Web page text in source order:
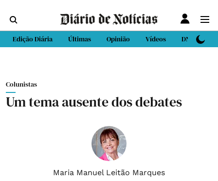
Edição Diária Últimas Opinião Vídeos DN Sport
Colunistas
Um tema ausente dos debates
Maria Manuel Leitão Marques